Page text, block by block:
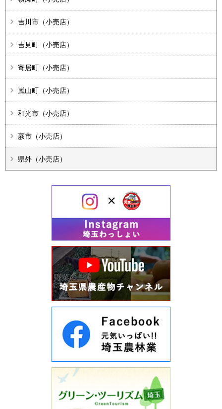
吉川市（小売店）
吉見町（小売店）
寄居町（小売店）
嵐山町（小売店）
和光市（小売店）
蕨市（小売店）
県外（小売店）